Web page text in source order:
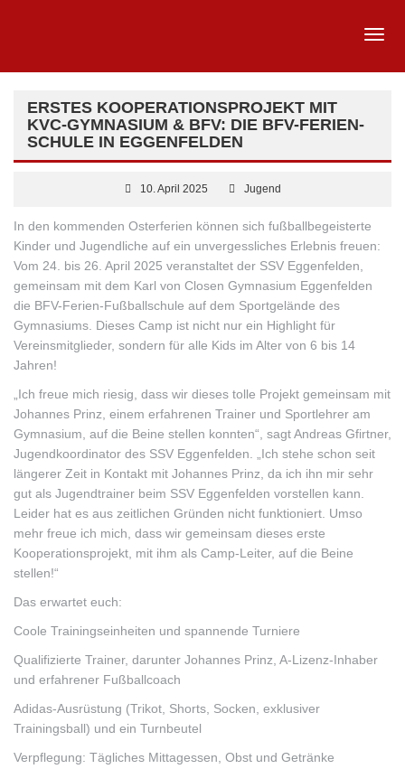
ERSTES KOOPERATIONSPROJEKT MIT
KVC-GYMNASIUM & BFV: DIE BFV-FERIEN-
SCHULE IN EGGENFELDEN
10. April 2025 Jugend
In den kommenden Osterferien können sich fußballbegeisterte
Kinder und Jugendliche auf ein unvergessliches Erlebnis freuen:
Vom 24. bis 26. April 2025 veranstaltet der SSV Eggenfelden,
gemeinsam mit dem Karl von Closen Gymnasium Eggenfelden
die BFV-Ferien-Fußballschule auf dem Sportgelände des
Gymnasiums. Dieses Camp ist nicht nur ein Highlight für
Vereinsmitglieder, sondern für alle Kids im Alter von 6 bis 14
Jahren!
„Ich freue mich riesig, dass wir dieses tolle Projekt gemeinsam mit
Johannes Prinz, einem erfahrenen Trainer und Sportlehrer am
Gymnasium, auf die Beine stellen konnten“, sagt Andreas Gfirtner,
Jugendkoordinator des SSV Eggenfelden. „Ich stehe schon seit
längerer Zeit in Kontakt mit Johannes Prinz, da ich ihn mir sehr
gut als Jugendtrainer beim SSV Eggenfelden vorstellen kann.
Leider hat es aus zeitlichen Gründen nicht funktioniert. Umso
mehr freue ich mich, dass wir gemeinsam dieses erste
Kooperationsprojekt, mit ihm als Camp-Leiter, auf die Beine
stellen!“
Das erwartet euch:
Coole Trainingseinheiten und spannende Turniere
Qualifizierte Trainer, darunter Johannes Prinz, A-Lizenz-Inhaber
und erfahrener Fußballcoach
Adidas-Ausrüstung (Trikot, Shorts, Socken, exklusiver
Trainingsball) und ein Turnbeutel
Verpflegung: Tägliches Mittagessen, Obst und Getränke